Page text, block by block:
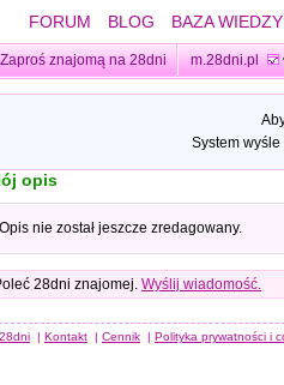
FORUM BLOG BAZA WIEDZY
Zaproś znajomą na 28dni m.28dni.pl
System
opis
Opis nie został jeszcze zredagowany.
28dni znajomej. Wyślij wiadomość.
28dni | Kontakt | Cennik | Polityka prywatności i